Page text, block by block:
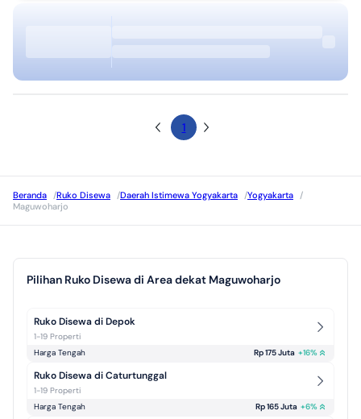
1
Beranda /Ruko Disewa /Daerah Istimewa Yogyakarta /Yogyakarta
/
Maguwoharjo
Pilihan Ruko Disewa di Area dekat Maguwoharjo
Ruko Disewa di Depok
1-19 Properti
Harga Tengah
Rp 175 Juta +16%
Ruko Disewa di Caturtunggal
1-19 Properti
Harga Tengah
Rp 165 Juta +6%